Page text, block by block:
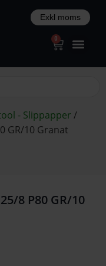
0
- Slippapper /
GR/10 Granat
8 P80 GR/10